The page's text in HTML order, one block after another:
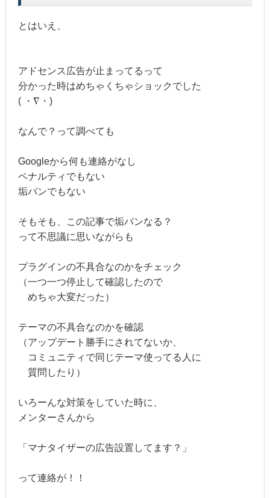
とはいえ、
アドセンス広告が止まってるって
分かった時はめちゃくちゃショックでした
( ・∇・)
なんで？って調べても
Googleから何も連絡がなし
ペナルティでもない
垢バンでもない
そもそも、この記事で垢バンなる？
って不思議に思いながらも
プラグインの不具合なのかをチェック
（一つ一つ停止して確認したので
めちゃ大変だった）
テーマの不具合なのかを確認
（アップデート勝手にされてないか、
コミュニティで同じテーマ使ってる人に
質問したり）
いろーんな対策をしていた時に、
メンターさんから
「マナタイザーの広告設置してます？」
って連絡が！！